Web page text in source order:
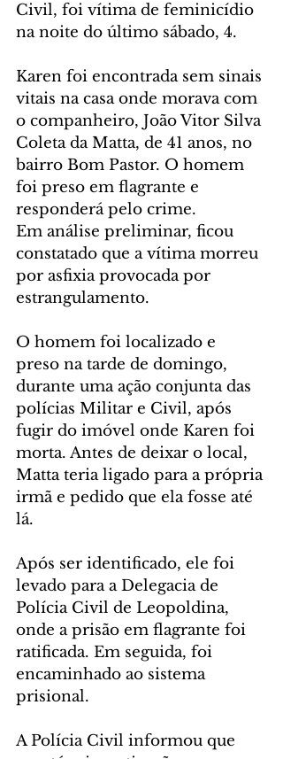
Civil, foi vítima de feminicídio
na noite do último sábado, 4.
Karen foi encontrada sem sinais
vitais na casa onde morava com
o companheiro, João Vitor Silva
Coleta da Matta, de 41 anos, no
bairro Bom Pastor. O homem
foi preso em flagrante e
responderá pelo crime.
Em análise preliminar, ficou
constatado que a vítima morreu
por asfixia provocada por
estrangulamento.
O homem foi localizado e
preso na tarde de domingo,
durante uma ação conjunta das
polícias Militar e Civil, após
fugir do imóvel onde Karen foi
morta. Antes de deixar o local,
Matta teria ligado para a própria
irmã e pedido que ela fosse até
lá.
Após ser identificado, ele foi
levado para a Delegacia de
Polícia Civil de Leopoldina,
onde a prisão em flagrante foi
ratificada. Em seguida, foi
encaminhado ao sistema
prisional.
A Polícia Civil informou que